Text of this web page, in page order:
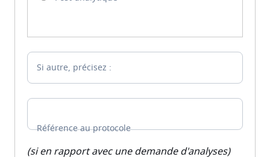
Si autre, précisez :
Référence au protocole
(si en rapport avec une demande d'analyses)